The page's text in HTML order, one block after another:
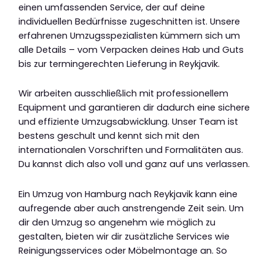
einen umfassenden Service, der auf deine
individuellen Bedürfnisse zugeschnitten ist. Unsere
erfahrenen Umzugsspezialisten kümmern sich um
alle Details – vom Verpacken deines Hab und Guts
bis zur termingerechten Lieferung in Reykjavik.
Wir arbeiten ausschließlich mit professionellem
Equipment und garantieren dir dadurch eine sichere
und effiziente Umzugsabwicklung. Unser Team ist
bestens geschult und kennt sich mit den
internationalen Vorschriften und Formalitäten aus.
Du kannst dich also voll und ganz auf uns verlassen.
Ein Umzug von Hamburg nach Reykjavik kann eine
aufregende aber auch anstrengende Zeit sein. Um
dir den Umzug so angenehm wie möglich zu
gestalten, bieten wir dir zusätzliche Services wie
Reinigungsservices oder Möbelmontage an. So